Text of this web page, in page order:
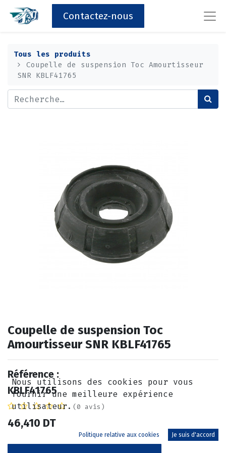
Contactez-nous
Tous les produits
Coupelle de suspension Toc Amourtisseur
SNR KBLF41765
Coupelle de suspension Toc
Amourtisseur SNR KBLF41765
Référence :
KBLF41765
(0 avis)
46,410 DT
Nous utilisons des cookies pour vous
fournir une meilleure expérience
utilisateur.
Politique relative aux cookies Je suis d'accord